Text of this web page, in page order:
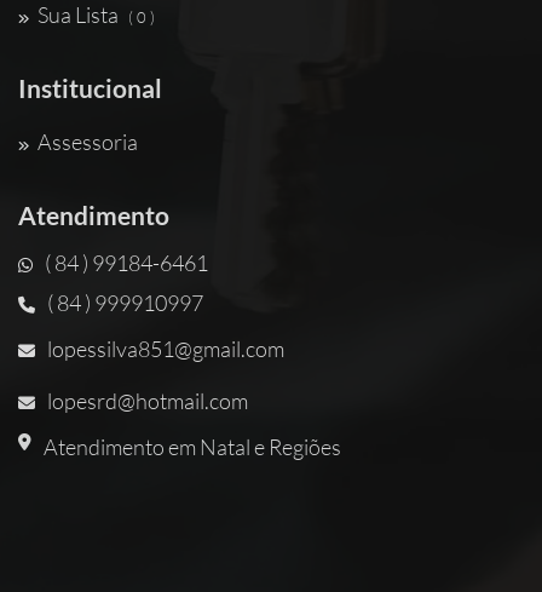
Sua Lista ( 0 )
Institucional
Assessoria
Atendimento
( 84 ) 99184-6461
( 84 ) 999910997
lopessilva851@gmail.com
lopesrd@hotmail.com
Atendimento em Natal e Regiões